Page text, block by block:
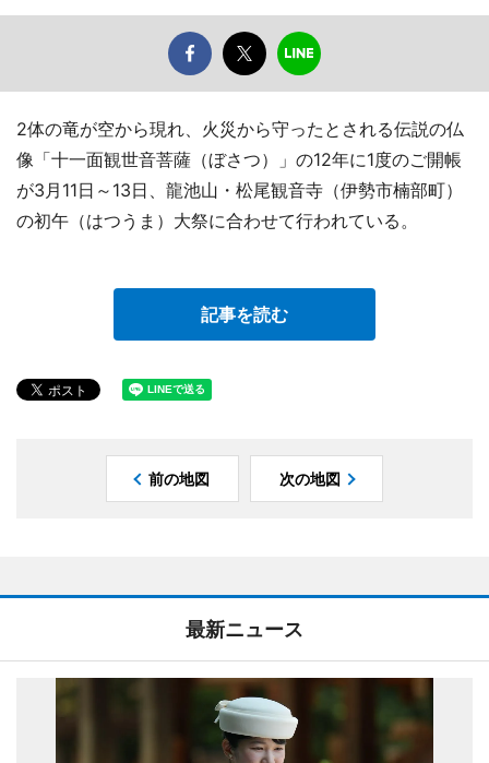
2体の竜が空から現れ、火災から守ったとされる伝説の仏
像「十一面観世音菩薩（ぼさつ）」の12年に1度のご開帳
が3月11日～13日、龍池山・松尾観音寺（伊勢市楠部町）
の初午（はつうま）大祭に合わせて行われている。
記事を読む
前の地図 次の地図
最新ニュース